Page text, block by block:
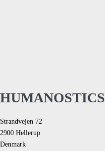
HUMANOSTICS
Strandvejen 72
2900 Hellerup
Denmark